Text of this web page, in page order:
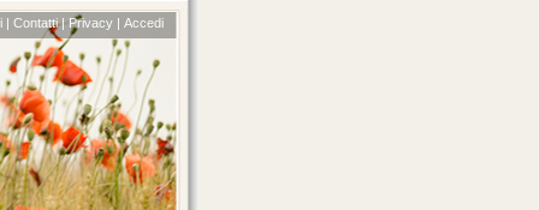
| Contatti | Privacy | Accedi